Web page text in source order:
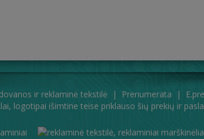
ir reklaminė tekstilė | Prenumerata |
logotipai išimtine teise priklauso šių prekių ir